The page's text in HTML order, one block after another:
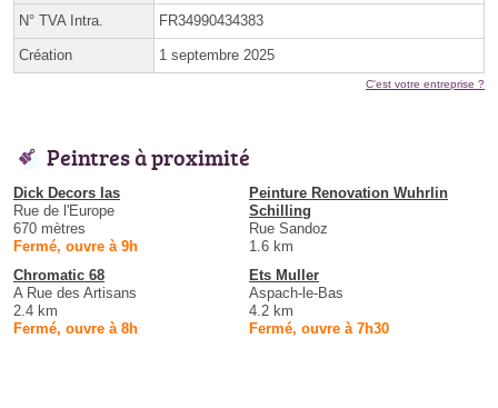
N° TVA Intra. FR34990434383
Création 1 septembre 2025
C'est votre entreprise ?
Peintres à proximité
Dick Decors Ias
Rue de l'Europe
670 mètres
Fermé, ouvre à 9h
Peinture Renovation Wuhrlin
Schilling
Rue Sandoz
1.6 km
Chromatic 68
A Rue des Artisans
2.4 km
Fermé, ouvre à 8h
Ets Muller
Aspach-le-Bas
4.2 km
Fermé, ouvre à 7h30